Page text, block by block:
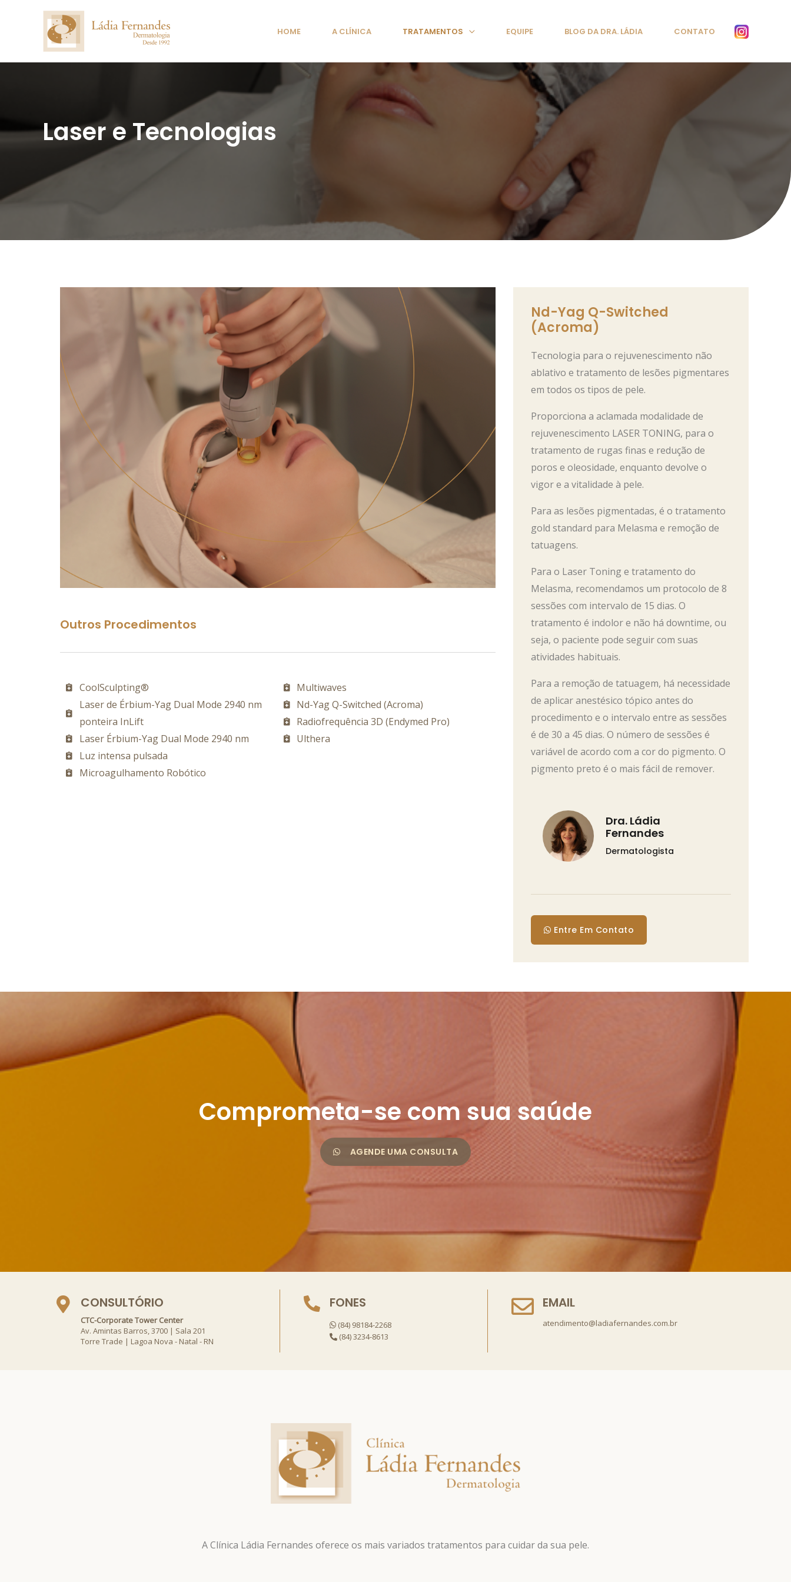
HOME A CLÍNICA TRATAMENTOS EQUIPE BLOG DA DRA. LÁDIA CONTATO
Laser e Tecnologias
Outros Procedimentos
CoolSculpting®
Laser de Érbium-Yag Dual Mode 2940 nm
ponteira InLift
Laser Érbium-Yag Dual Mode 2940 nm
Luz intensa pulsada
Microagulhamento Robótico
Multiwaves
Nd-Yag Q-Switched (Acroma)
Radiofrequência 3D (Endymed Pro)
Ulthera
Nd-Yag Q-Switched
(Acroma)
Tecnologia para o rejuvenescimento não
ablativo e tratamento de lesões pigmentares
em todos os tipos de pele.
Proporciona a aclamada modalidade de
rejuvenescimento LASER TONING, para o
tratamento de rugas finas e redução de
poros e oleosidade, enquanto devolve o
vigor e a vitalidade à pele.
Para as lesões pigmentadas, é o tratamento
gold standard para Melasma e remoção de
tatuagens.
Para o Laser Toning e tratamento do
Melasma, recomendamos um protocolo de 8
sessões com intervalo de 15 dias. O
tratamento é indolor e não há downtime, ou
seja, o paciente pode seguir com suas
atividades habituais.
Para a remoção de tatuagem, há necessidade
de aplicar anestésico tópico antes do
procedimento e o intervalo entre as sessões
é de 30 a 45 dias. O número de sessões é
variável de acordo com a cor do pigmento. O
pigmento preto é o mais fácil de remover.
Dra. Ládia
Fernandes
Dermatologista
Entre Em Contato
Comprometa-se com sua saúde
AGENDE UMA CONSULTA
CONSULTÓRIO
CTC-Corporate Tower Center
Av. Amintas Barros, 3700 | Sala 201
Torre Trade | Lagoa Nova - Natal - RN
FONES
(84) 98184-2268
(84) 3234-8613
EMAIL
atendimento@ladiafernandes.com.br
A Clínica Ládia Fernandes oferece os mais variados tratamentos para cuidar da sua pele.